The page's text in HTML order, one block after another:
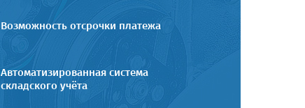
Возможность отсрочки платежа
Автоматизированная система
складского учёта